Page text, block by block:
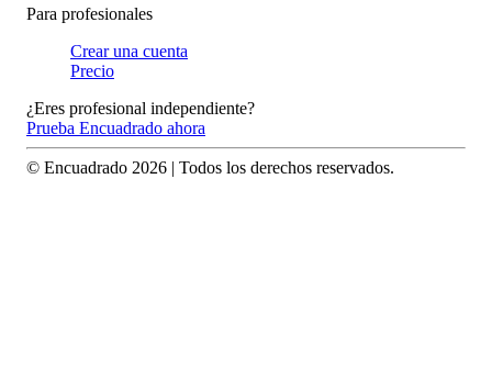
Para profesionales
Crear una cuenta
Precio
¿Eres profesional independiente?
Prueba Encuadrado ahora
© Encuadrado 2026 | Todos los derechos reservados.